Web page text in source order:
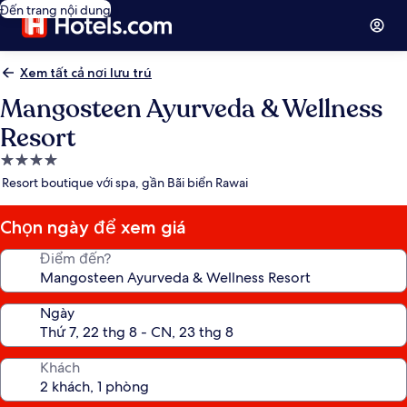
Đến trang nội dung
Xem tất cả nơi lưu trú
Mangosteen Ayurveda & Wellness
Resort
Nơi
lưu
4.0
sao
Resort boutique với spa, gần Bãi biển Rawai
Chọn ngày để xem giá
Điểm đến?
Ngày
Khách